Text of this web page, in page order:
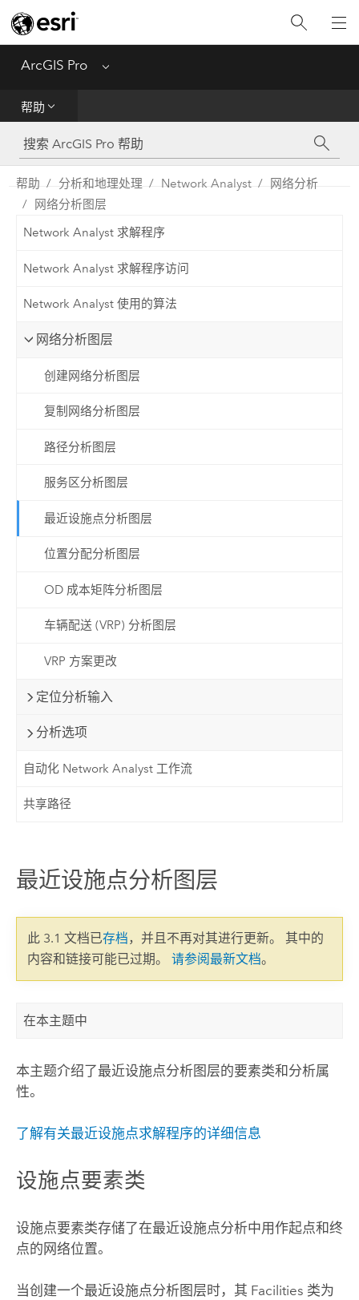
ArcGIS Pro Menu
帮助
工具参考
Python
SDK
帮助 分析和地理处理 Network Analyst
网络分析
网络分析图层
Network Analyst 求解程序
Network Analyst 求解程序访问
Network Analyst 使用的算法
网络分析图层
创建网络分析图层
复制网络分析图层
路径分析图层
服务区分析图层
最近设施点分析图层
位置分配分析图层
OD 成本矩阵分析图层
车辆配送 (VRP) 分析图层
VRP 方案更改
定位分析输入
分析选项
自动化 Network Analyst 工作流
共享路径
最近设施点分析图层
此 3.1 文档已存档，并且不再对其进行更新。 其中的
内容和链接可能已过期。 请参阅最新文档。
在本主题中
本主题介绍了最近设施点分析图层的要素类和分析属
性。
了解有关最近设施点求解程序的详细信息
设施点要素类
设施点要素类存储了在最近设施点分析中用作起点和终
点的网络位置。
当创建一个最近设施点分析图层时，其 Facilities 类为